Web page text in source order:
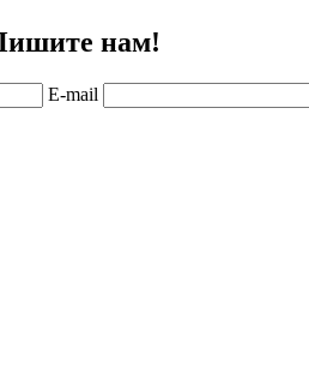
нам!
E-mail